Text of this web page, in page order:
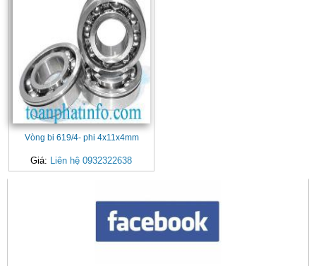
Vòng bi 619/4- phi 4x11x4mm
Giá: Liên hệ 0932322638